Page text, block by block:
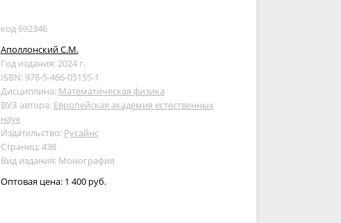
код 692346
Аполлонский С.М.
Год издания: 2024 г.
ISBN: 978-5-466-05155-1
Дисциплина: Математическая физика
ВУЗ автора: Европейская академия естественных
наук
Издательство: Русайнс
Страниц: 438
Вид издания: Монография
Оптовая цена: 1 400 руб.